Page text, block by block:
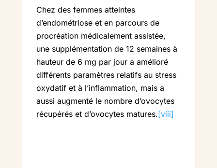
Chez des femmes atteintes
d’endométriose et en parcours de
procréation médicalement assistée,
une supplémentation de 12 semaines à
hauteur de 6 mg par jour a amélioré
différents paramètres relatifs au stress
oxydatif et à l’inflammation, mais a
aussi augmenté le nombre d’ovocytes
récupérés et d’ovocytes matures.[viii]